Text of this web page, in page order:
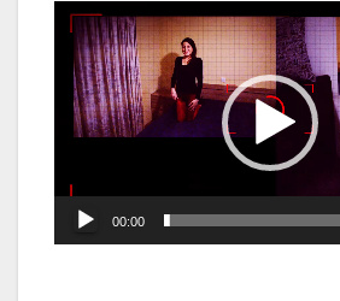
Video
Player
00:00